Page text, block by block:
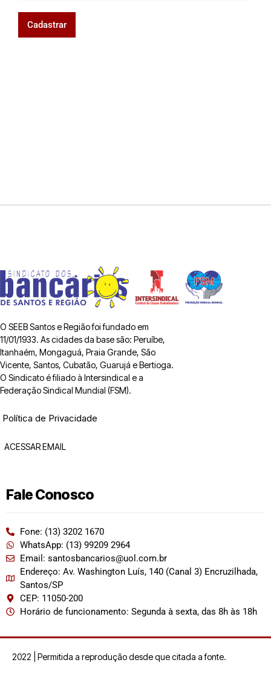
Cadastrar
O SEEB Santos e Região foi fundado em
11/01/1933. As cidades da base são: Peruíbe,
Itanhaém, Mongaguá, Praia Grande, São
Vicente, Santos, Cubatão, Guarujá e Bertioga.
O Sindicato é filiado à Intersindical e a
Federação Sindical Mundial (FSM).
Política de Privacidade
ACESSAR EMAIL
Fale Conosco
Fone: (13) 3202 1670
WhatsApp: (13) 99209 2964
Email: santosbancarios@uol.com.br
Endereço: Av. Washington Luís, 140 (Canal 3) Encruzilhada,
Santos/SP
CEP: 11050-200
Horário de funcionamento: Segunda à sexta, das 8h às 18h
2022 | Permitida a reprodução desde que citada a fonte.